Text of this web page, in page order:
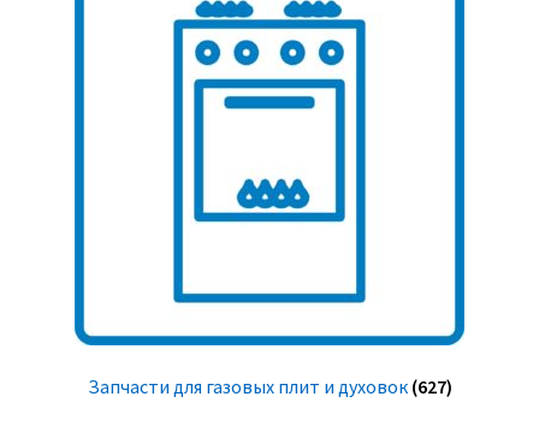
Запчасти для газовых плит и духовок (627)